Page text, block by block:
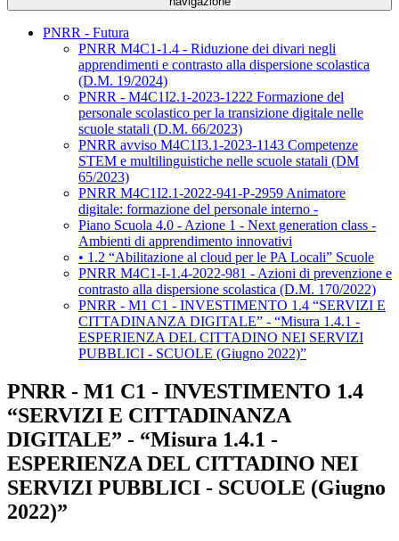
PNRR - Futura
PNRR M4C1-1.4 - Riduzione dei divari negli
apprendimenti e contrasto alla dispersione scolastica
(D.M. 19/2024)
PNRR - M4C1I2.1-2023-1222 Formazione del
personale scolastico per la transizione digitale nelle
scuole statali (D.M. 66/2023)
PNRR avviso M4C1I3.1-2023-1143 Competenze
STEM e multilinguistiche nelle scuole statali (DM
65/2023)
PNRR M4C1I2.1-2022-941-P-2959 Animatore
digitale: formazione del personale interno -
Piano Scuola 4.0 - Azione 1 - Next generation class -
Ambienti di apprendimento innovativi
• 1.2 “Abilitazione al cloud per le PA Locali” Scuole
PNRR M4C1-I-1.4-2022-981 - Azioni di prevenzione e
contrasto alla dispersione scolastica (D.M. 170/2022)
PNRR - M1 C1 - INVESTIMENTO 1.4 “SERVIZI E
CITTADINANZA DIGITALE” - “Misura 1.4.1 -
ESPERIENZA DEL CITTADINO NEI SERVIZI
PUBBLICI - SCUOLE (Giugno 2022)”
PNRR - M1 C1 - INVESTIMENTO 1.4
“SERVIZI E CITTADINANZA
DIGITALE” - “Misura 1.4.1 -
ESPERIENZA DEL CITTADINO NEI
SERVIZI PUBBLICI - SCUOLE (Giugno
2022)”